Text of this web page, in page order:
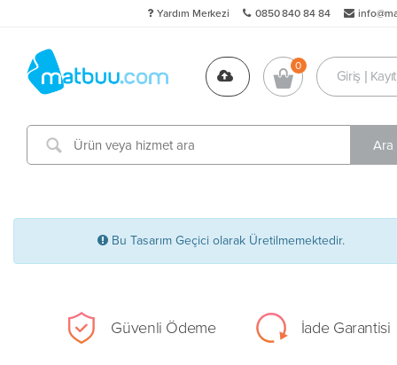
0850 840 84 84
Yardım Merkezi
Giriş | Kayıt
Bu Tasarım Geçici olarak Üretilmemektedir.
Güvenli Ödeme İade Garantisi